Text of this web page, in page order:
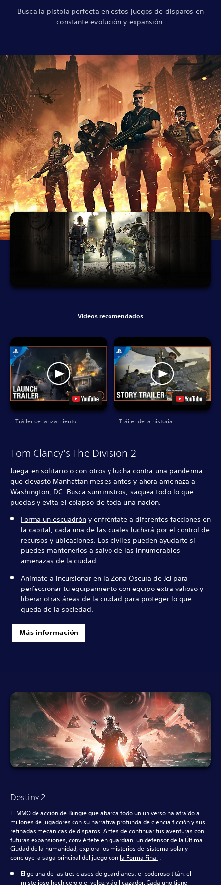
Busca la pistola perfecta en estos juegos de disparos en
constante evolución y expansión.
Videos recomendados
Tráiler de lanzamiento Tráiler de la historia
Tom Clancy's The Division 2
Juega en solitario o con otros y lucha contra una pandemia
que devastó Manhattan meses antes y ahora amenaza a
Washington, DC. Busca suministros, saquea todo lo que
puedas y evita el colapso de toda una nación.
Forma un escuadrón y enfréntate a diferentes facciones en
la capital, cada una de las cuales luchará por el control de
recursos y ubicaciones. Los civiles pueden ayudarte si
puedes mantenerlos a salvo de las innumerables
amenazas de la ciudad.
Anímate a incursionar en la Zona Oscura de JcJ para
perfeccionar tu equipamiento con equipo extra valioso y
liberar otras áreas de la ciudad para proteger lo que
queda de la sociedad.
Más información
Destiny 2
El MMO de acciónde Bungie que abarca todo un universo ha atraído a
millones de jugadores con su narrativa profunda de ciencia ficción y sus
refinadas mecánicas de disparos. Antes de continuar tus aventuras con
futuras expansiones, conviértete en guardián, un defensor de la Última
Ciudad de la humanidad, explora los misterios del sistema solar y
concluye la saga principal del juego con la Forma Final .
Elige una de las tres clases de guardianes: el poderoso titán, el
misterioso hechicero o el veloz y ágil cazador. Cada uno tiene